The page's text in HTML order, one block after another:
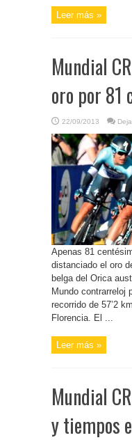
Leer más »
Mundial
oro por 81
22/09/2013
Apenas 81
distanciado el oro
belga del Orica
Mundo contrarreloj
recorrido de 57’2
Florencia. El ...
Leer más »
Mundial
y tiempos